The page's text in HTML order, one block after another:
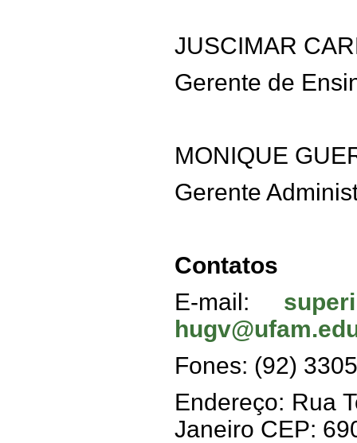
JUSCIMAR
Gerente de
MONIQUE
Gerente
Contatos
E-mail:
Fones: (92)
Endereço: Rua
Janeiro CEP: